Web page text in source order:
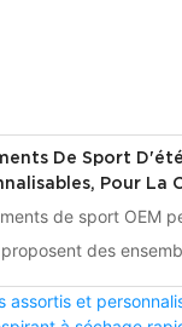
De Sport
Pour La
XTTZ7020
de sport OEM
des
se
à l'abrasion et leur